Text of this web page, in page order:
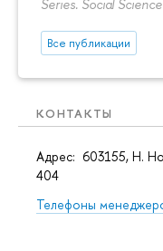
Series. Social
Все публикации
КОНТАКТЫ
Адрес: 603155, Н.
404
Телефоны